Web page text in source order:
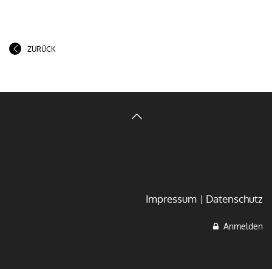
ZURÜCK
Impressum Datenschutz
Anmelden